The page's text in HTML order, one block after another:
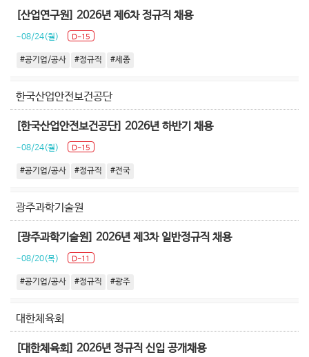
[산업연구원] 2026년 제6차 정규직 채용
~08/24(월) D-15
#공기업/공사 #정규직 #세종
한국산업안전보건공단
[한국산업안전보건공단] 2026년 하반기 채용
~08/24(월) D-15
#공기업/공사 #정규직 #전국
광주과학기술원
[광주과학기술원] 2026년 제3차 일반정규직 채용
~08/20(목) D-11
#공기업/공사 #정규직 #광주
대한체육회
[대한체육회] 2026년 정규직 신입 공개채용